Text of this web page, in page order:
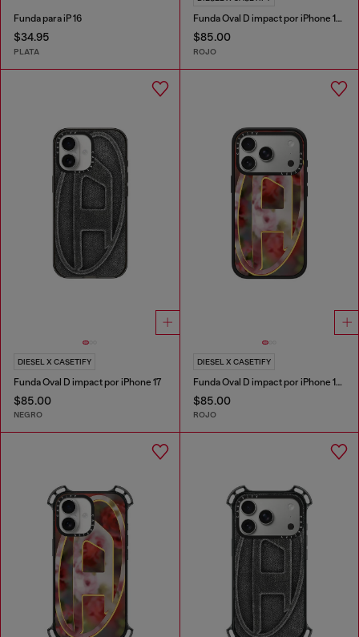
Funda para iP 16
$34.95
PLATA
Funda Oval D impact por iPhone 17 Pro
$85.00
ROJO
DIESEL X CASETIFY
Funda Oval D impact por iPhone 17
$85.00
NEGRO
DIESEL X CASETIFY
Funda Oval D impact por iPhone 17 Pro
$85.00
ROJO